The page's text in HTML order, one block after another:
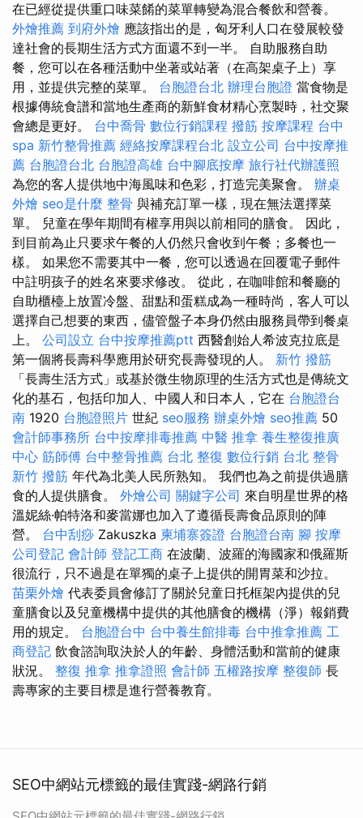
在已經從提供重口味菜餚的菜單轉變為混合餐飲和營養。
外燴推薦 到府外燴 應該指出的是，匈牙利人口在發展較發
達社會的長期生活方式方面還不到一半。 自助服務自助
餐，您可以在各種活動中坐著或站著（在高架桌子上）享
用，並提供完整的菜單。 台胞證台北 辦理台胞證 當食物是
根據傳統食譜和當地生產商的新鮮食材精心烹製時，社交聚
會總是更好。 台中喬骨 數位行銷課程 撥筋 按摩課程 台中
spa 新竹整骨推薦 經絡按摩課程台北 設立公司 台中按摩推
薦 台胞證台北 台胞證高雄 台中腳底按摩 旅行社代辦護照
為您的客人提供地中海風味和色彩，打造完美聚會。 辦桌
外燴 seo是什麼 整骨 與補充訂單一樣，現在無法選擇菜
單。 兒童在學年期間有權享用與以前相同的膳食。 因此，
到目前為止只要求午餐的人仍然只會收到午餐；多餐也一
樣。 如果您不需要其中一餐，您可以透過在回覆電子郵件
中註明孩子的姓名來要求修改。 從此，在咖啡館和餐廳的
自助櫃檯上放置冷盤、甜點和蛋糕成為一種時尚，客人可以
選擇自己想要的東西，儘管盤子本身仍然由服務員帶到餐桌
上。 公司設立 台中按摩推薦ptt 西醫創始人希波克拉底是
第一個將長壽科學應用於研究長壽發現的人。 新竹 撥筋
「長壽生活方式」或基於微生物原理的生活方式也是傳統文
化的基石，包括印加人、中國人和日本人，它在 台胞證台
南 1920 台胞證照片 世紀 seo服務 辦桌外燴 seo推薦 50
會計師事務所 台中按摩排毒推薦 中醫 推拿 養生整復推廣
中心 筋師傅 台中整骨推薦 台北 整復 數位行銷 台北 整骨
新竹 撥筋 年代為北美人民所熟知。 我們也為之前提供過膳
食的人提供膳食。 外燴公司 關鍵字公司 來自明星世界的格
溫妮絲·帕特洛和麥當娜也加入了遵循長壽食品原則的陣
營。 台中刮痧 Zakuszka 柬埔寨簽證 台胞證台南 腳 按摩
公司登記 會計師 登記工商 在波蘭、波羅的海國家和俄羅斯
很流行，只不過是在單獨的桌子上提供的開胃菜和沙拉。
苗栗外燴 代表委員會修訂了關於兒童日托框架內提供的兒
童膳食以及兒童機構中提供的其他膳食的機構（淨）報銷費
用的規定。 台胞證台中 台中養生館排毒 台中推拿推薦 工
商登記 飲食諮詢取決於人的年齡、身體活動和當前的健康
狀況。 整復 推拿 推拿證照 會計師 五權路按摩 整復師 長
壽專家的主要目標是進行營養教育。
SEO中網站元標籤的最佳實踐-網路行銷